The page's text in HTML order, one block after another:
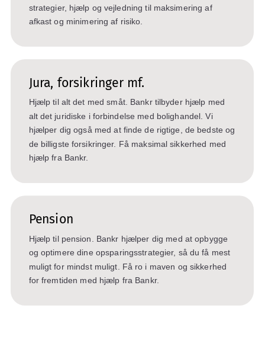
strategier, hjælp og vejledning til maksimering af
afkast og minimering af risiko.
Jura, forsikringer mf.
Hjælp til alt det med småt. Bankr tilbyder hjælp med
alt det juridiske i forbindelse med bolighandel. Vi
hjælper dig også med at finde de rigtige, de bedste og
de billigste forsikringer. Få maksimal sikkerhed med
hjælp fra Bankr.
Pension
Hjælp til pension. Bankr hjælper dig med at opbygge
og optimere dine opsparingsstrategier, så du få mest
muligt for mindst muligt. Få ro i maven og sikkerhed
for fremtiden med hjælp fra Bankr.